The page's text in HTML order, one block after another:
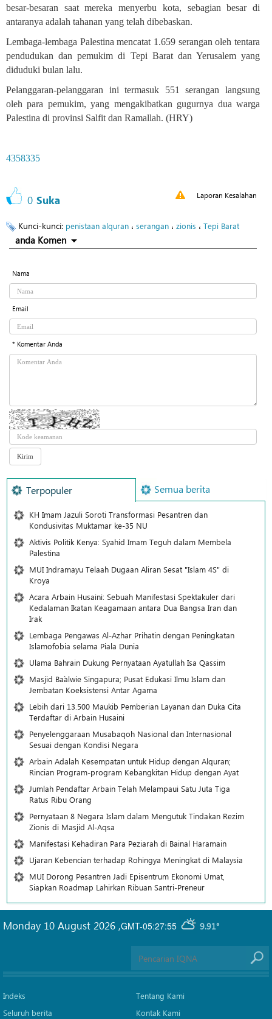
besar-besaran saat mereka menyerbu kota, sebagian besar di
antaranya adalah tahanan yang telah dibebaskan.
Lembaga-lembaga Palestina mencatat 1.659 serangan oleh tentara
pendudukan dan pemukim di Tepi Barat dan Yerusalem yang
diduduki bulan lalu.
Pelanggaran-pelanggaran ini termasuk 551 serangan langsung
oleh para pemukim, yang mengakibatkan gugurnya dua warga
Palestina di provinsi Salfit dan Ramallah. (HRY)
4358335
0 Suka Laporan Kesalahan
Kunci-kunci: penistaan alquran ، serangan ، zionis ، Tepi Barat
anda Komen
Nama
Email
* Komentar Anda
Terpopuler Semua berita
KH Imam Jazuli Soroti Transformasi Pesantren dan
Kondusivitas Muktamar ke-35 NU
Aktivis Politik Kenya: Syahid Imam Teguh dalam Membela
Palestina
MUI Indramayu Telaah Dugaan Aliran Sesat "Islam 4S" di
Kroya
Acara Arbain Husaini: Sebuah Manifestasi Spektakuler dari
Kedalaman Ikatan Keagamaan antara Dua Bangsa Iran dan
Irak
Lembaga Pengawas Al-Azhar Prihatin dengan Peningkatan
Islamofobia selama Piala Dunia
Ulama Bahrain Dukung Pernyataan Ayatullah Isa Qassim
Masjid Ba`alwie Singapura; Pusat Edukasi Ilmu Islam dan
Jembatan Koeksistensi Antar Agama
Lebih dari 13.500 Maukib Pemberian Layanan dan Duka Cita
Terdaftar di Arbain Husaini
Penyelenggaraan Musabaqoh Nasional dan Internasional
Sesuai dengan Kondisi Negara
Arbain Adalah Kesempatan untuk Hidup dengan Alquran;
Rincian Program-program Kebangkitan Hidup dengan Ayat
Jumlah Pendaftar Arbain Telah Melampaui Satu Juta Tiga
Ratus Ribu Orang
Pernyataan 8 Negara Islam dalam Mengutuk Tindakan Rezim
Zionis di Masjid Al-Aqsa
Manifestasi Kehadiran Para Peziarah di Bainal Haramain
Ujaran Kebencian terhadap Rohingya Meningkat di Malaysia
MUI Dorong Pesantren Jadi Episentrum Ekonomi Umat,
Siapkan Roadmap Lahirkan Ribuan Santri-Preneur
GMT-05:27:55 9.91°
Monday 10 August 2026 ,
Indeks
Seluruh berita
Tentang Kami
Kontak Kami